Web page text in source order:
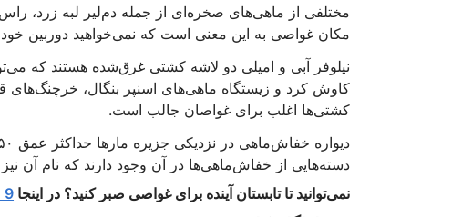
مختلفی از ماهی‌های صخره‌ای از جمله دم‌لیر لبه زرد،
مکان غواصی به این معنی است که نمی‌خواهید دوربین خود
کاوش کرد و زیستگاه ماهی‌های اسنپر بنگال، خرچنگ‌های
کشتی‌ها اغلب برای غواصان جالب است.
دسته‌هایی از خفاش‌ماهی‌ها در آن وجود دارند که نام آن
نمی‌توانید تا تابستان آینده برای غواصی صبر کنید؟ در اینجا 9 مقصد برتر غواصی برای تمام طول سال را